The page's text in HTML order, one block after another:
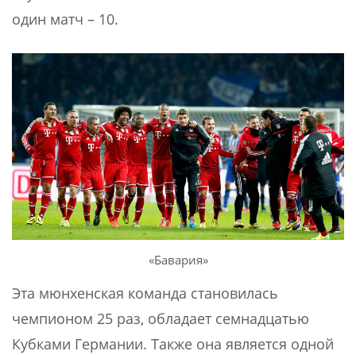
один матч – 10.
«Бавария»
Эта мюнхенская команда становилась
чемпионом 25 раз, обладает семнадцатью
Кубками Германии. Также она является одной